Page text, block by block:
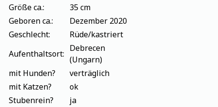
Größe ca.:
35 cm
Geboren ca.:
Dezember 2020
Geschlecht:
Rüde/kastriert
Aufenthaltsort:
Debrecen
(Ungarn)
mit Hunden?
verträglich
mit Katzen?
ok
Stubenrein?
ja